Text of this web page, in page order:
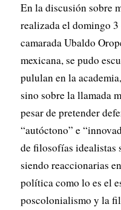
En la discusión sobre
realizada el domingo
camarada Ubaldo
mexicana, se pudo
pululan en la
sino sobre la llamada
pesar de pretender
“autóctono” e
de filosofías idealistas
siendo reaccionarias
política como lo es el
poscolonialismo y la